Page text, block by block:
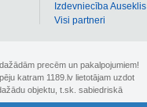
Izdevniecība Auseklis
Visi partneri
precēm un pakalpojumiem!
katram 1189.lv lietotājam uzdot
objektu, t.sk. sabiedriskā